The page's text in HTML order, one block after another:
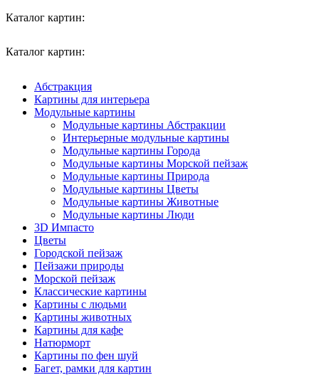
Каталог картин:
Каталог картин:
Абстракция
Картины для интерьера
Модульные картины
Модульные картины Абстракции
Интерьерные модульные картины
Модульные картины Города
Модульные картины Морской пейзаж
Модульные картины Природа
Модульные картины Цветы
Модульные картины Животные
Модульные картины Люди
3D Импасто
Цветы
Городской пейзаж
Пейзажи природы
Морской пейзаж
Классические картины
Картины с людьми
Картины животных
Картины для кафе
Натюрморт
Картины по фен шуй
Багет, рамки для картин